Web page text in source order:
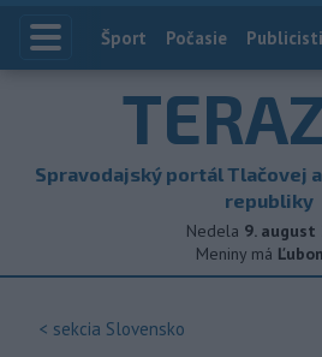
Index
Šport Počasie
Spravodajský portál Tlačovej
republiky
Nedela 9. august
Meniny má
< sekcia Slovensko